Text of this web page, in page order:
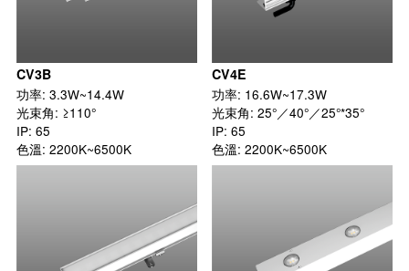
CV3B
功率: 3.3W~14.4W
光束角: ≥110°
IP: 65
色溫: 2200K~6500K
CV4E
功率: 16.6W~17.3W
光束角: 25°／40°／25°*35°
IP: 65
色溫: 2200K~6500K